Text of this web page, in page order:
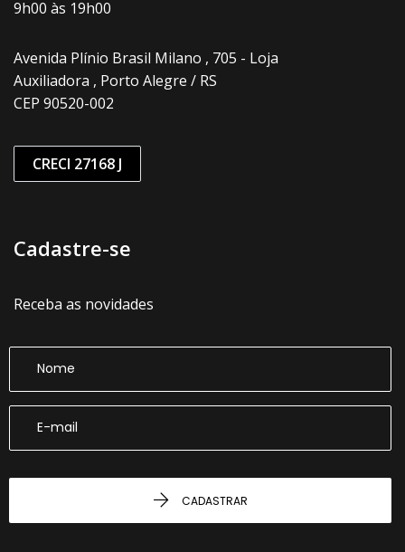
9h00 às 19h00
Avenida Plínio Brasil Milano , 705 - Loja
Auxiliadora , Porto Alegre / RS
CEP 90520-002
CRECI 27168 J
Cadastre-se
Receba as novidades
CADASTRAR